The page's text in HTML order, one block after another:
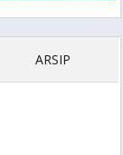
ARSIP